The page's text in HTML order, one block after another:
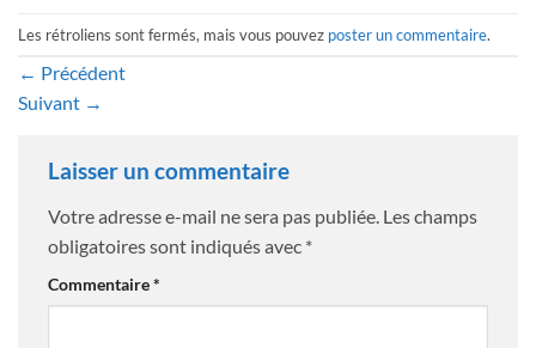
Les rétroliens sont fermés, mais vous pouvez poster un commentaire.
← Précédent
Suivant →
Laisser un commentaire
Votre adresse e-mail ne sera pas publiée. Les champs
obligatoires sont indiqués avec *
Commentaire*